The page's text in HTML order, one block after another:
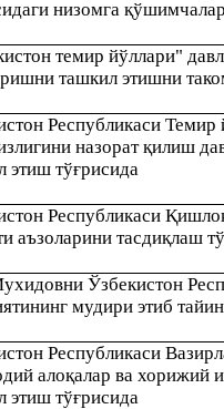
низомга қ
темир йўллари"
ташкил этишни
Республикаси
назоратқилиш
этиш тўғрисида
Республикаси Қишло
аъзоларини тасдиқлаш тў
Ўзбекистон
мудири этиб
Республикаси
алоқалар ва хорижий
этиш тўғрисида